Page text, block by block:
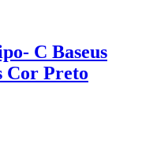
C Baseus
Cor Preto